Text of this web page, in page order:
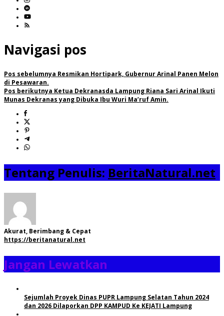
Navigasi pos
Pos sebelumnya Resmikan Hortipark, Gubernur Arinal Panen Melon
di Pesawaran.
Pos berikutnya Ketua Dekranasda Lampung Riana Sari Arinal Ikuti
Munas Dekranas yang Dibuka Ibu Wuri Ma’ruf Amin.
Tentang Penulis: BeritaNatural.net
Akurat, Berimbang & Cepat
https://beritanatural.net
Jangan Lewatkan
Sejumlah Proyek Dinas PUPR Lampung Selatan Tahun 2024
dan 2026 Dilaporkan DPP KAMPUD Ke KEJATI Lampung